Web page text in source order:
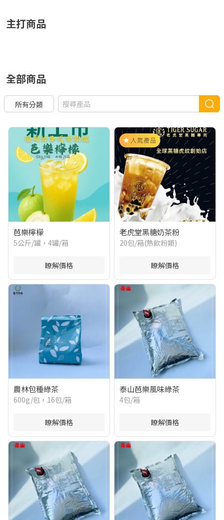
主打商品
全部商品
所有分類
芭樂檸檬
5公斤/罐，4罐/箱
瞭解價格
老虎堂黑糖奶茶粉
20包/箱(熱飲粉類)
瞭解價格
農林包種綠茶
600g/包，16包/箱
瞭解價格
泰山芭樂風味綠茶
4包/箱
瞭解價格